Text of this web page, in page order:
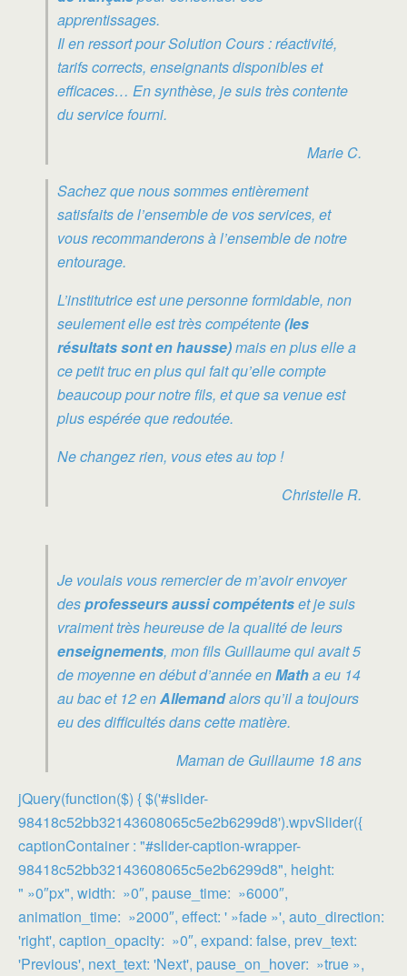
apprentissages.
Il en ressort pour Solution Cours : réactivité,
tarifs corrects, enseignants disponibles et
efficaces… En synthèse, je suis très contente
du service fourni.
Marie C.
Sachez que nous sommes entièrement
satisfaits de l’ensemble de vos services, et
vous recommanderons à l’ensemble de notre
entourage.
L’institutrice est une personne formidable, non
seulement elle est très compétente(les
résultats sont en hausse)mais en plus elle a
ce petit truc en plus qui fait qu’elle compte
beaucoup pour notre fils, et que sa venue est
plus espérée que redoutée.
Ne changez rien, vous etes au top !
Christelle R.
Je voulais vous remercier de m’avoir envoyer
desprofesseurs aussi compétentset je suis
vraiment très heureuse de la qualité de leurs
enseignements, mon fils Guillaume qui avait 5
de moyenne en début d’année enMatha eu 14
au bac et 12 enAllemandalors qu’il a toujours
eu des difficultés dans cette matière.
Maman de Guillaume 18 ans
jQuery(function($) { $('#slider-
98418c52bb32143608065c5e2b6299d8').wpvSlider({
captionContainer : "#slider-caption-wrapper-
98418c52bb32143608065c5e2b6299d8", height:
" »0″px", width: »0″, pause_time: »6000″,
animation_time: »2000″, effect: ' »fade »', auto_direction:
'right', caption_opacity: »0″, expand: false, prev_text:
'Previous', next_text: 'Next', pause_on_hover: »true »,